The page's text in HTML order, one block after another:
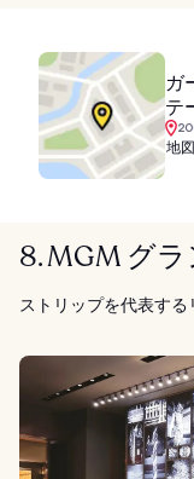
ガ
テ
地図
8. MGM グ
ストリップを代表す